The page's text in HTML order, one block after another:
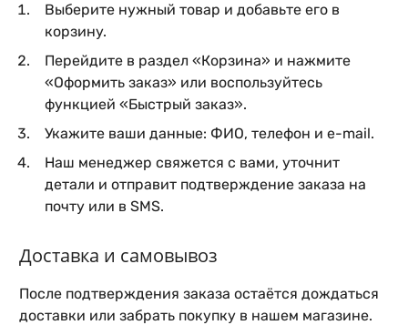
Выберите нужный товар и добавьте его в
корзину.
Перейдите в раздел «Корзина» и нажмите
«Оформить заказ» или воспользуйтесь
функцией «Быстрый заказ».
Укажите ваши данные: ФИО, телефон и e-mail.
Наш менеджер свяжется с вами, уточнит
детали и отправит подтверждение заказа на
почту или в SMS.
Доставка и самовывоз
После подтверждения заказа остаётся дождаться
доставки или забрать покупку в нашем магазине.